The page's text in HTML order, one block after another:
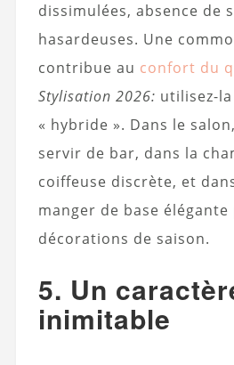
dissimulées, absence de
hasardeuses. Une
contribue au confort du
Stylisation 2026: utilisez-
« hybride ». Dans le
servir de bar, dans la
coiffeuse discrète, et
manger de base élégante
décorations de saison.
5. Un
inimitable